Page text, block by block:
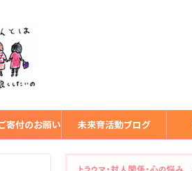
寄付のお願い 未来育活動ブログ